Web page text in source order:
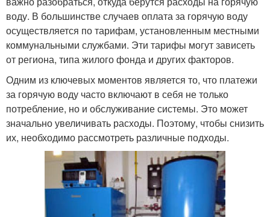
воду. В большинстве случаев оплата за горячую воду
осуществляется по тарифам, установленным местными
коммунальными службами. Эти тарифы могут зависеть
от региона, типа жилого фонда и других факторов.
Одним из ключевых моментов является то, что платежи
за горячую воду часто включают в себя не только
потребление, но и обслуживание системы. Это может
значально увеличивать расходы. Поэтому, чтобы снизить
их, необходимо рассмотреть различные подходы.